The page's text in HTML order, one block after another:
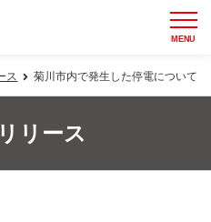
MENU
ス 菊川市内で発生した停電について
リース